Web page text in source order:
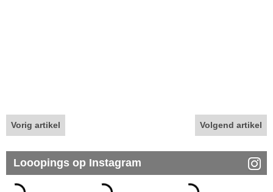
Vorig artikel Volgend artikel
Looopings op Instagram